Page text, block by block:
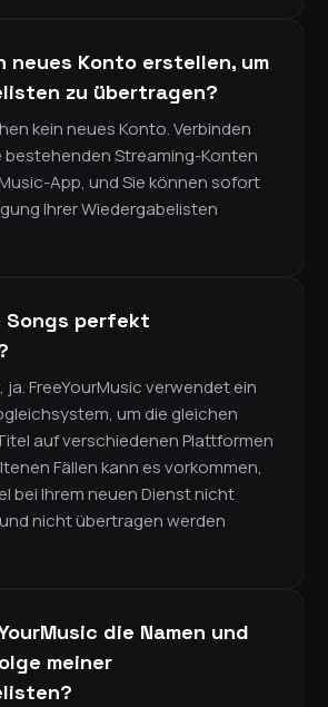
neues Konto erstellen, um
zu übertragen?
kein neues Konto. Verbinden
bestehenden Streaming-Konten
App, und Sie können sofort
Ihrer Wiedergabelisten
Songs perfekt
ja. FreeYourMusic verwendet ein
um die gleichen
auf verschiedenen Plattformen
Fällen kann es vorkommen,
bei Ihrem neuen Dienst nicht
nicht übertragen werden
die Namen und
meiner